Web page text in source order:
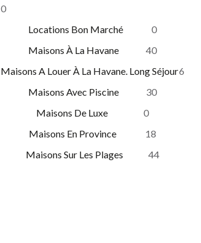
0
Locations Bon Marché
0
Maisons À La Havane
40
Maisons A Louer À La Havane. Long Séjour6
Maisons Avec Piscine
30
Maisons De Luxe
0
Maisons En Province
18
Maisons Sur Les Plages
44